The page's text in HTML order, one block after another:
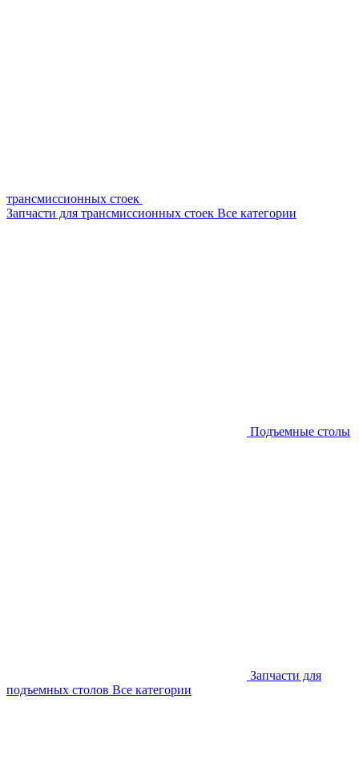
трансмиссионных стоек
Запчасти для трансмиссионных стоек Все категории
Подъемные столы
Запчасти для
подъемных столов Все категории